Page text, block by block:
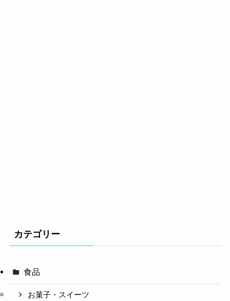
カテゴリー
食品
お菓子・スイーツ